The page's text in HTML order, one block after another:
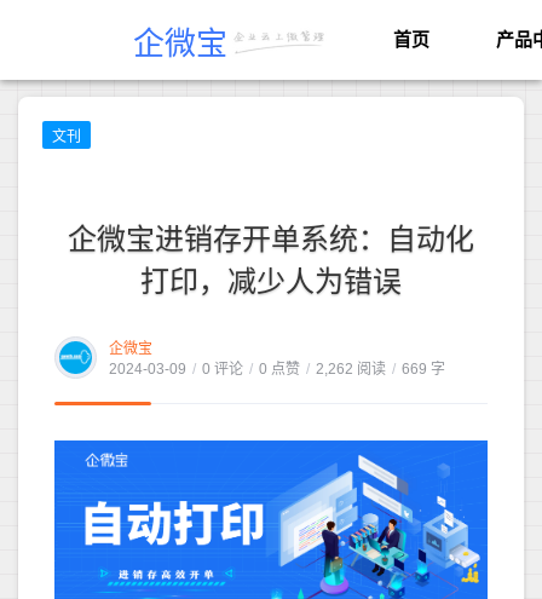
企微宝 首页 产品
文刊
企微宝进销存开单系统：自动化
打印，减少人为错误
企微宝
2024-03-09 / 0 评论 / 0 点赞 / 2,262 阅读 / 669 字